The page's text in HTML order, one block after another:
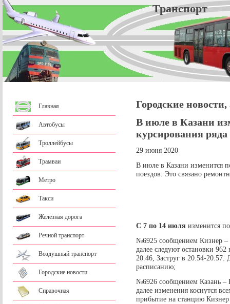
Главная
Автобусы
Троллейбусы
Трамваи
Метро
Такси
Железная дорога
Речной транспорт
Воздушный транспорт
Городские новости
Справочная
Городские
В июле в Казани
курсирования
29 июня 2020
В июле в Казани изменится
поездов. Это связано
С 7 по 14 июля изменится
№6925 сообщением Кизнер –
далее следуют остановки
20.46, Заструг в 20.54-20.57.
расписанию;
№6926 сообщением Казань –
далее изменения коснутся
прибытие на станцию